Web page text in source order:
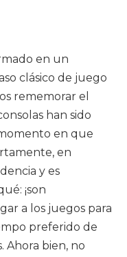
en un
clásico de juego
rememorar el
han sido
en que
en
y es
¡son
a los juegos para
preferido de
Ahora bien, no